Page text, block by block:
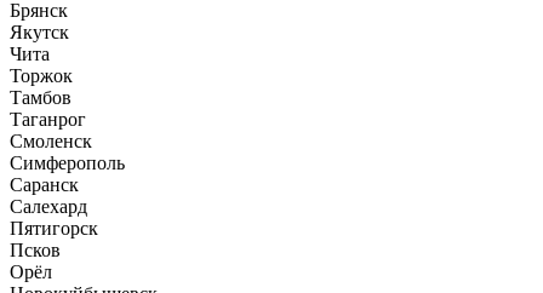
Брянск
Якутск
Чита
Торжок
Тамбов
Таганрог
Смоленск
Симферополь
Саранск
Салехард
Пятигорск
Псков
Орёл